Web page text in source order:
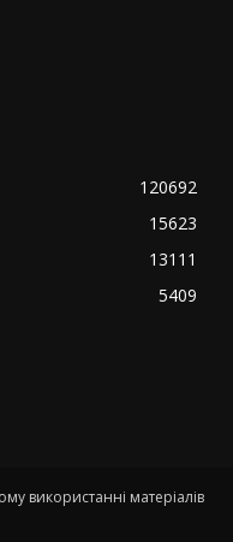
120692
15623
13111
5409
використанні матеріалів